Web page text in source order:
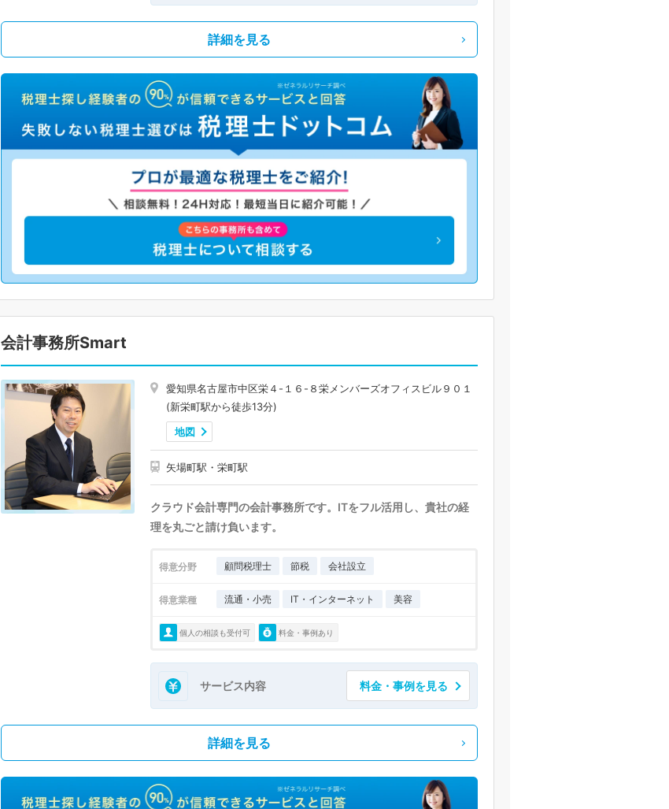
詳細を見る
会計事務所Smart
愛知県名古屋市中区栄４-１６-８栄メンバーズオフィスビル９０１
(新栄町駅から徒歩13分)
地図
矢場町駅・栄町駅
クラウド会計専門の会計事務所です。ITをフル活用し、貴社の経
理を丸ごと請け負います。
得意分野 顧問税理士 節税 会社設立
得意業種 流通・小売 IT・インターネット 美容
個人の相談も受付可 料金・事例あり
サービス内容 料金・事例を見る
詳細を見る